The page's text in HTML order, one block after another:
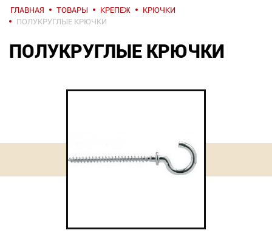
НАПИШИТЕ
НАМ
О компании
Оформление заказа
ГЛАВНАЯ ТОВАРЫ КРЕПЕЖ
КРЮЧКИ
ПОЛУКРУГЛЫЕ КРЮЧКИ
ПОЛУКРУГЛЫЕ КРЮЧКИ